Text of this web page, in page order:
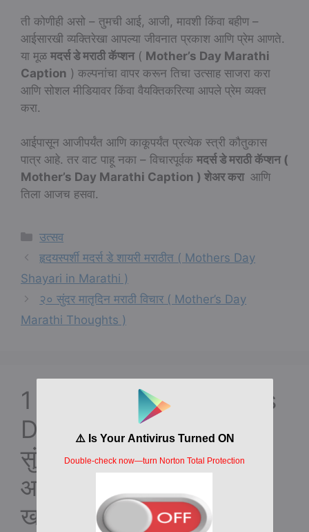
ती कोणीही असो – तुमची आई, आजी, मावशी किंवा बहीण –
आईसारखी व्यक्तिरेखा आपल्या जीवनात प्रकाश आणि प्रेम आणते.
या मूळ मदर्स डे मराठी कॅप्शन( Mother’s Day Marathi
Caption ) कल्पनांचा वापर करून तिचा उत्साह साजरा करा
आणि सोशल मीडियावर किंवा वैयक्तिकरित्या आपले प्रेम व्यक्त
करा.
आईपासून आजीपर्यंत आणि काकूपर्यंत प्रत्येक स्त्री कौतुकास
पात्र आहे. तर वाट पाहू नका – विचारपूर्वक मदर्स डे मराठी कॅप्शन (
Mother’s Day Marathi Caption ) शेअर करा आणि
तिला आजच हसवा.
Categories
उत्सव
हृदयस्पर्शी मदर्स डे शायरी मराठीत ( Mothers Day
Shayari in Marathi )
२० सुंदर मातृदिन मराठी विचार ( Mother’s Day
Marathi Thoughts )
1 thought on “Mother’s
Day Marathi Caption
सुंदर मदर्स डे मराठी कॅप्शन
आपल्या आयुष्यातील प्रत्येक
खास महिलेसाठी कल्पना”